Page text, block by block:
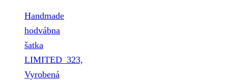
Handmade
hodvábna
šatka
LIMITED_323,
Vyrobená